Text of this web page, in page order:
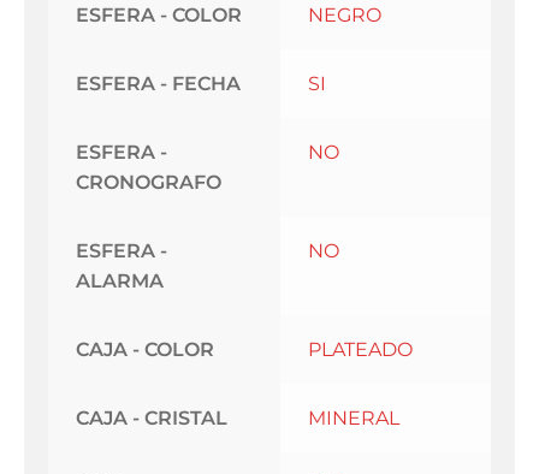
ESFERA - COLOR NEGRO
ESFERA - FECHA SI
ESFERA -
CRONOGRAFO
NO
ESFERA -
ALARMA
NO
CAJA - COLOR PLATEADO
CAJA - CRISTAL MINERAL